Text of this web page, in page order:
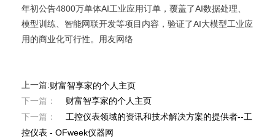
年初公告4800万单体AI工业应用订单，覆盖了AI数据处理、
模型训练、智能网联开发等项目内容，验证了AI大模型工业应
用的商业化可行性。用友网络
上一篇:财富智享家的个人主页
下一篇：
财富智享家的个人主页
下一篇：
工控仪表领域的资讯和技术解决方案的提供者--工
控仪表 - OFweek仪器网